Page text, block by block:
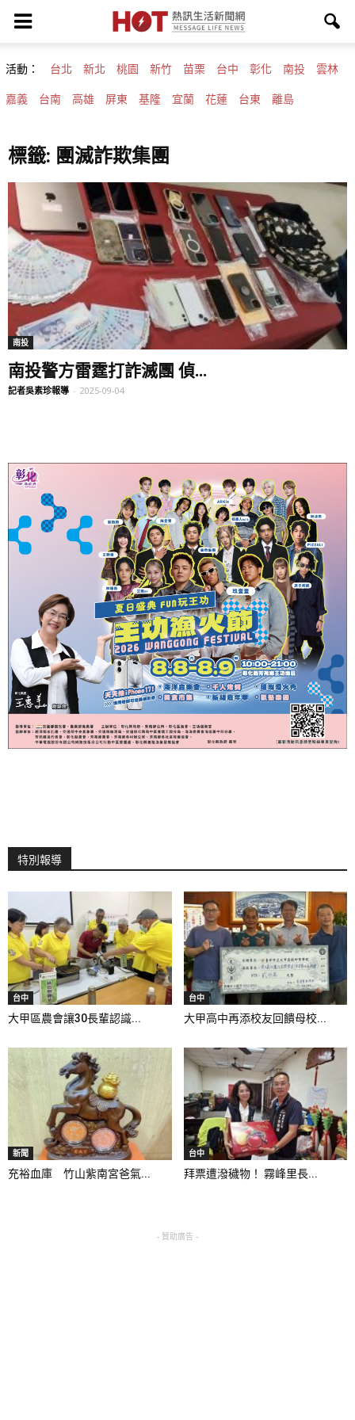
活動： 台北 新北 桃園 新竹 苗栗 台中 彰化 南投 雲林
嘉義 台南 高雄 屏東 基隆 宜蘭 花蓮 台東 離島
標籤: 團滅詐欺集團
南投
南投警方雷霆打詐滅團 偵...
記者吳素珍報導 - 2025-09-04
特別報導
台中
大甲區農會讓30長輩認識...
台中
大甲高中再添校友回饋母校...
新聞
充裕血庫 竹山紫南宮爸氣...
台中
拜票遭潑穢物！ 霧峰里長...
- 贊助廣告 -